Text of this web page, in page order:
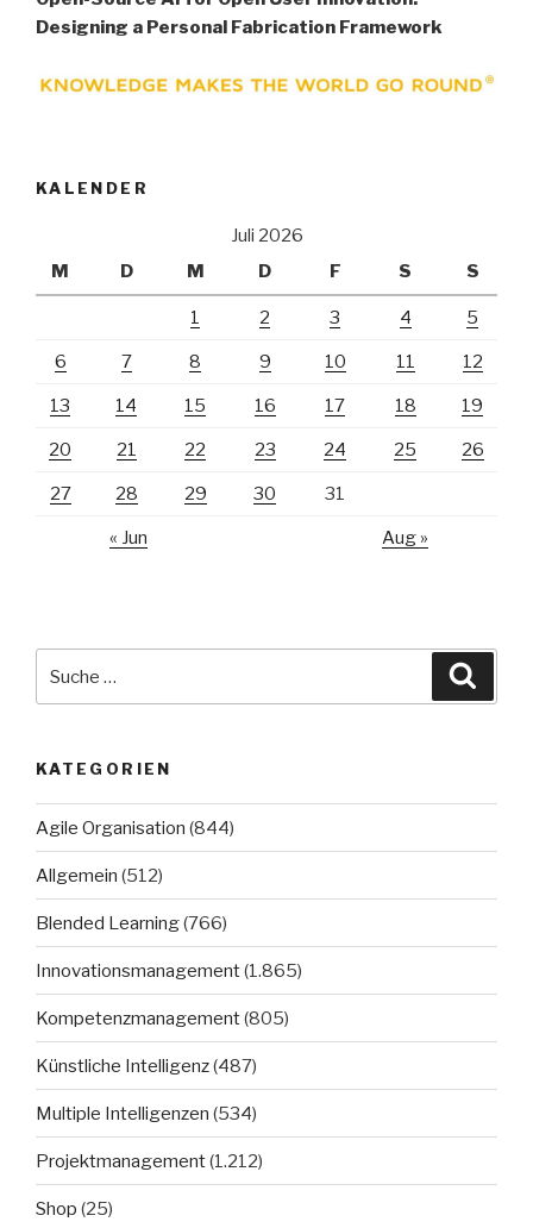
Designing a Personal Fabrication Framework
KALENDER
Juli 2026
M
D M D F S S
1 2 3 4 5
6 7 8 9 10 11 12
13 14 15 16 17 18 19
20 21 22 23 24 25 26
27 28 29 30 31
« Jun Aug »
KATEGORIEN
Agile Organisation (844)
Allgemein (512)
Blended Learning(766)
Innovationsmanagement(1.865)
Kompetenzmanagement(805)
Künstliche Intelligenz(487)
Multiple Intelligenzen (534)
Projektmanagement(1.212)
Shop (25)